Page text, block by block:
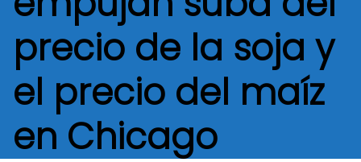
precio de la soja y
el precio del maíz
en Chicago